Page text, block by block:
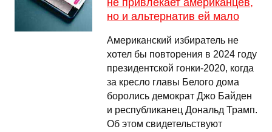
не привлекает американцев,
но и альтернатив ей мало
Американский избиратель не
хотел бы повторения в 2024 году
президентской гонки-2020, когда
за кресло главы Белого дома
боролись демократ Джо Байден
и республиканец Дональд Трамп.
Об этом свидетельствуют